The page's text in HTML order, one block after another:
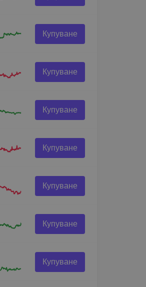
Купуване
Купуване
Купуване
Купуване
Купуване
Купуване
Купуване